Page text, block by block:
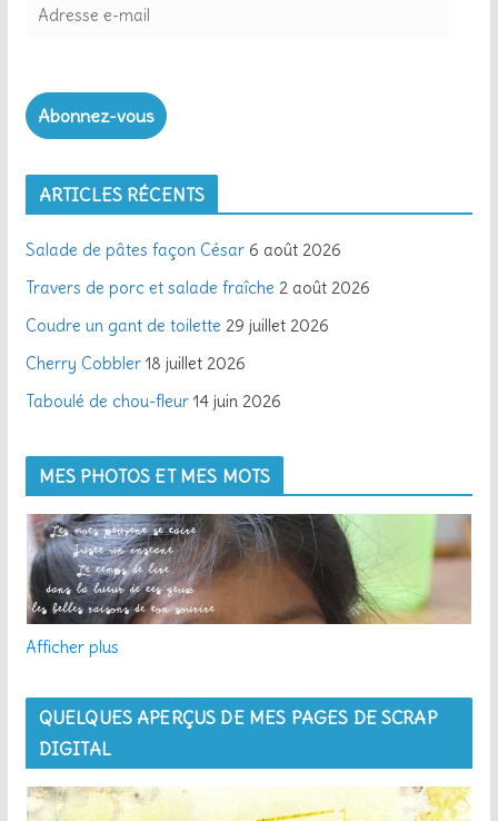
Abonnez-vous
ARTICLES RÉCENTS
Salade de pâtes façon César 6 août 2026
Travers de porc et salade fraîche 2 août 2026
Coudre un gant de toilette 29 juillet 2026
Cherry Cobbler 18 juillet 2026
Taboulé de chou-fleur 14 juin 2026
MES PHOTOS ET MES MOTS
Afficher plus
QUELQUES APERÇUS DE MES PAGES DE SCRAP
DIGITAL